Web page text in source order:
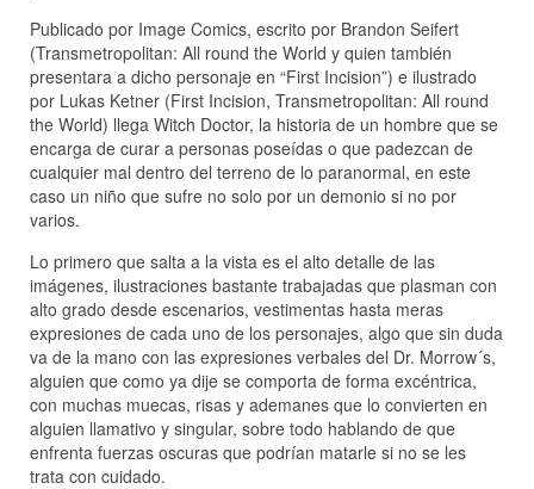
Publicado por Image Comics, escrito por Brandon Seifert
(Transmetropolitan: All round the World y quien también
presentara a dicho personaje en “First Incision”) e ilustrado
por Lukas Ketner (First Incision, Transmetropolitan: All round
the World) llega Witch Doctor, la historia de un hombre que se
encarga de curar a personas poseídas o que padezcan de
cualquier mal dentro del terreno de lo paranormal, en este
caso un niño que sufre no solo por un demonio si no por
varios.
Lo primero que salta a la vista es el alto detalle de las
imágenes, ilustraciones bastante trabajadas que plasman con
alto grado desde escenarios, vestimentas hasta meras
expresiones de cada uno de los personajes, algo que sin duda
va de la mano con las expresiones verbales del Dr. Morrow´s,
alguien que como ya dije se comporta de forma excéntrica,
con muchas muecas, risas y ademanes que lo convierten en
alguien llamativo y singular, sobre todo hablando de que
enfrenta fuerzas oscuras que podrían matarle si no se les
trata con cuidado.